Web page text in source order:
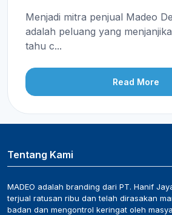
Menjadi mitra penjual Madeo
adalah peluang yang
tahu c...
Read More
Tentang Kami
MADEO adalah branding dari PT. Hanif
terjual ratusan ribu dan telah dirasakan
badan dan mengontrol keringat oleh